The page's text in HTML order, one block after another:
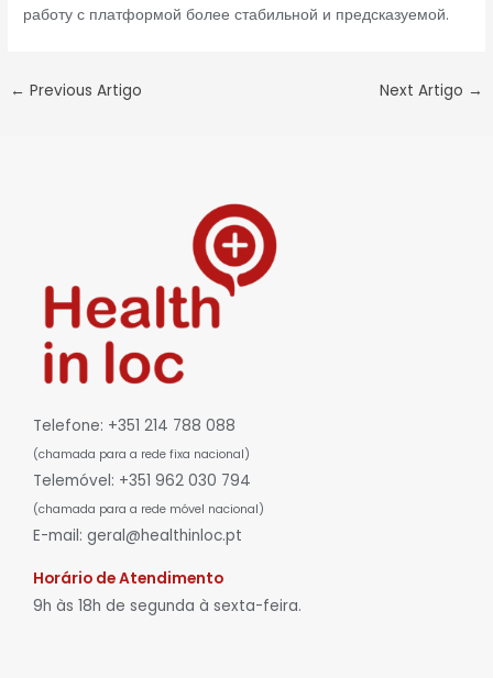
работу с платформой более стабильной и предсказуемой.
← Previous Artigo Next Artigo →
Telefone: +351 214 788 088
(chamada para a rede fixa nacional)
Telemóvel: +351 962 030 794
(chamada para a rede móvel nacional)
E-mail: geral@healthinloc.pt
Horário de Atendimento
9h às 18h de segunda à sexta-feira.